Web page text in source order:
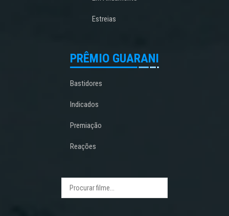
Estreias
PRÊMIO GUARANI
Bastidores
Indicados
Premiação
Reações